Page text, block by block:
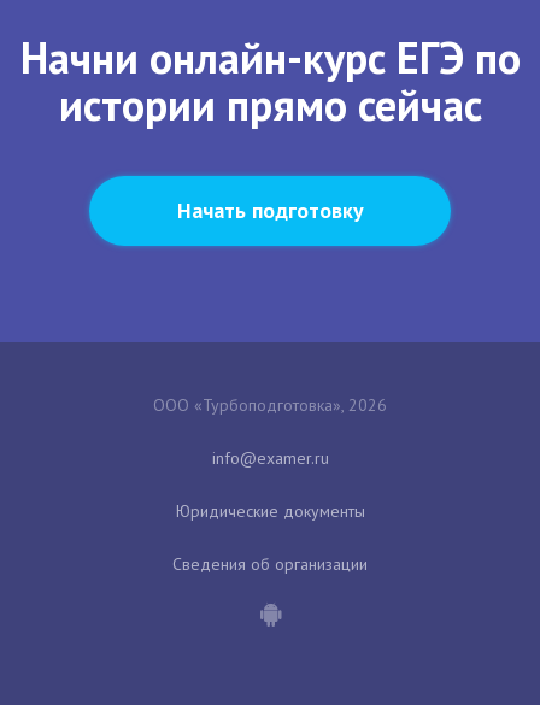
Начни онлайн-курс ЕГЭ по
истории прямо сейчас
Начать подготовку
ООО «Турбоподготовка», 2026
Юридические документы
Сведения об организации